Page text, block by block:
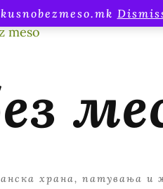
храна, патувања и